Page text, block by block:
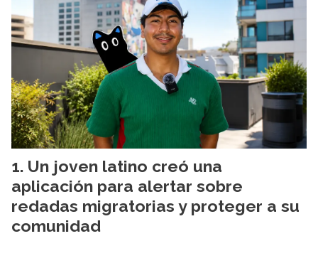
Un joven latino creó una
aplicación para alertar sobre
redadas migratorias y proteger a su
comunidad